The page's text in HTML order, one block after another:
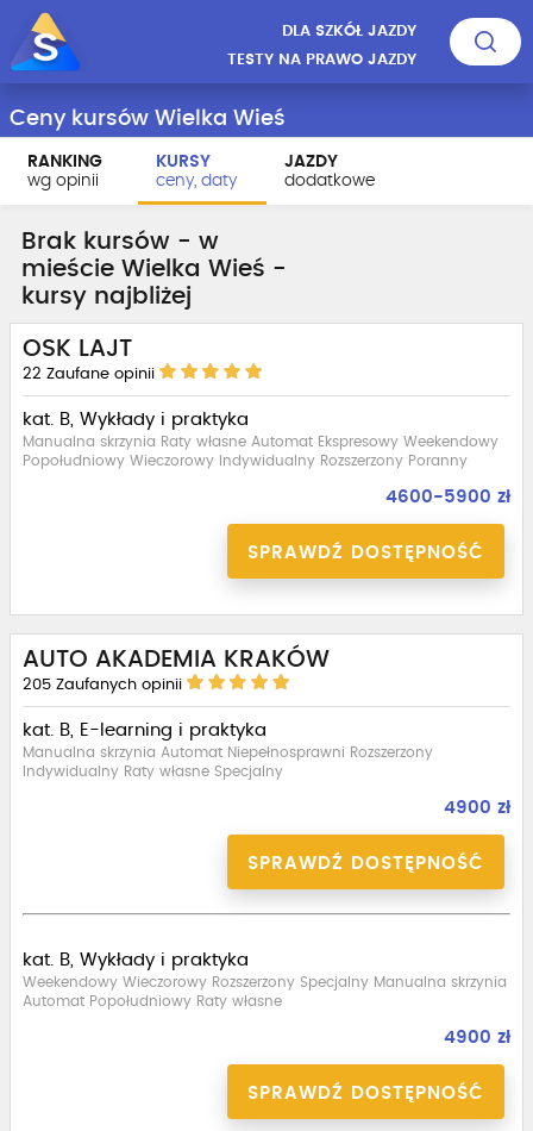
DLA SZKÓŁ JAZDY
TESTY NA PRAWO JAZDY
Ceny kursów Wielka Wieś
RANKING
wg opinii
KURSY
ceny, daty
JAZDY
dodatkowe
Brak kursów - w
mieście Wielka Wieś -
kursy najbliżej
OSK LAJT
22 Zaufane opinii
kat. B, Wykłady i praktyka
Manualna skrzynia Raty własne Automat Ekspresowy Weekendowy
Popołudniowy Wieczorowy Indywidualny Rozszerzony Poranny
4600-5900 zł
SPRAWDŹ DOSTĘPNOŚĆ
AUTO AKADEMIA KRAKÓW
205 Zaufanych opinii
kat. B, E-learning i praktyka
Manualna skrzynia Automat Niepełnosprawni Rozszerzony
Indywidualny Raty własne Specjalny
4900 zł
SPRAWDŹ DOSTĘPNOŚĆ
kat. B, Wykłady i praktyka
Weekendowy Wieczorowy Rozszerzony Specjalny Manualna skrzynia
Automat Popołudniowy Raty własne
4900 zł
SPRAWDŹ DOSTĘPNOŚĆ